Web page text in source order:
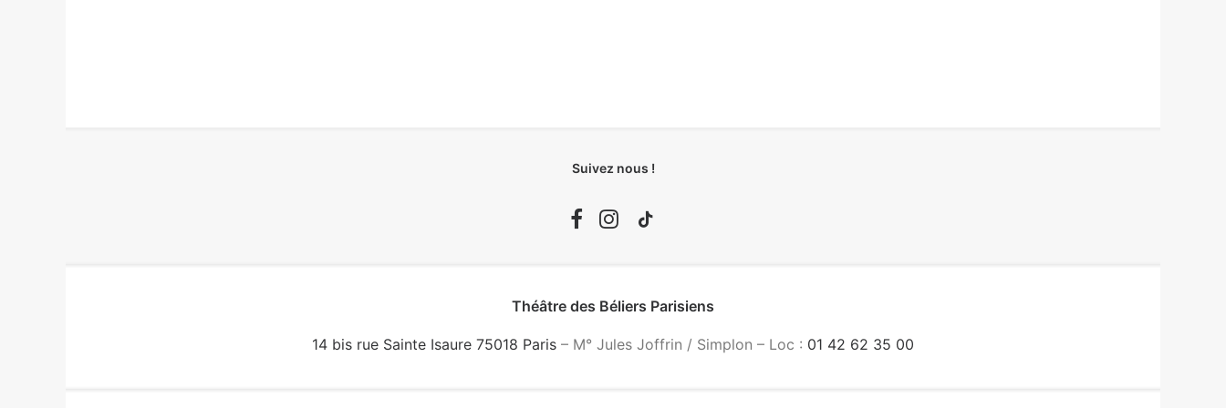
Suivez nous !
Théâtre des Béliers Parisiens
14 bis rue Sainte Isaure 75018 Paris – M° Jules Joffrin / Simplon – Loc : 01 42 62 35 00